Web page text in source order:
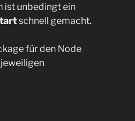
ist unbedingt ein
schnell gemacht.
für den Node